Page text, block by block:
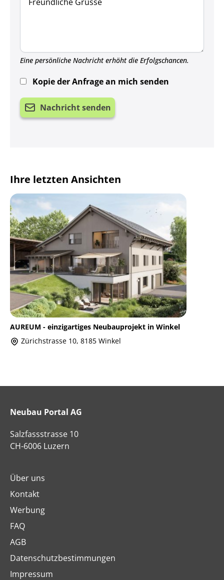
Eine persönliche Nachricht erhöht die Erfolgschancen.
Kopie der Anfrage an mich senden
Nachricht senden
Ihre letzten Ansichten
AUREUM - einzigartiges Neubauprojekt in Winkel
Zürichstrasse 10, 8185 Winkel
Neubau Portal AG
Salzfassstrasse 10
CH-6006 Luzern
Über uns
Kontakt
Werbung
FAQ
AGB
Datenschutzbestimmungen
Impressum